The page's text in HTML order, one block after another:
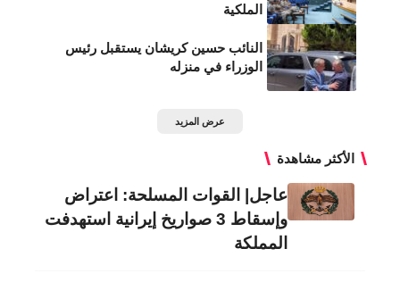
الملكية
النائب حسين كريشان يستقبل رئيس
الوزراء في منزله
عرض المزيد
الأكثر مشاهدة
عاجل| القوات المسلحة: اعتراض
وإسقاط 3 صواريخ إيرانية استهدفت
المملكة